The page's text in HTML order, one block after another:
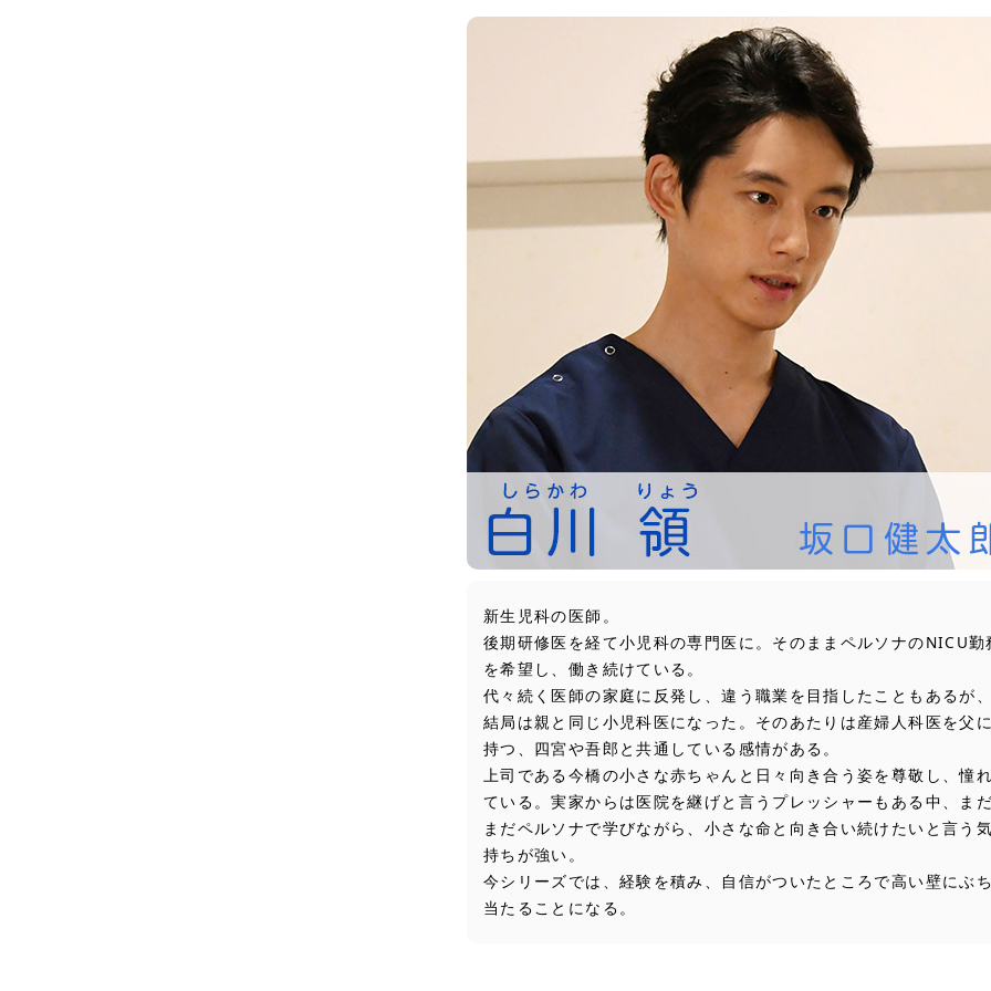
新生児科の医師。
後期研修医を経て小児科の専門医に。そのままペルソナのNICU勤
を希望し、働き続けている。
代々続く医師の家庭に反発し、違う職業を目指したこともあるが、
結局は親と同じ小児科医になった。そのあたりは産婦人科医を父に
持つ、四宮や吾郎と共通している感情がある。
上司である今橋の小さな赤ちゃんと日々向き合う姿を尊敬し、憧れ
ている。実家からは医院を継げと言うプレッシャーもある中、まだ
まだペルソナで学びながら、小さな命と向き合い続けたいと言う気
持ちが強い。
今シリーズでは、経験を積み、自信がついたところで高い壁にぶち
当たることになる。